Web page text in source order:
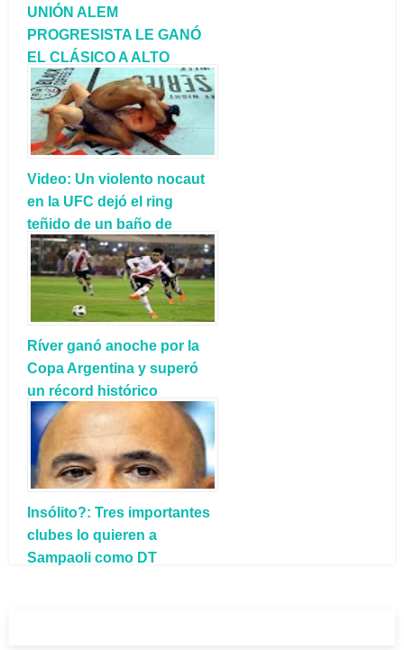
UNIÓN ALEM
PROGRESISTA LE GANÓ
EL CLÁSICO A ALTO
VALLE
Video: Un violento nocaut
en la UFC dejó el ring
teñido de un baño de
sangre
Ríver ganó anoche por la
Copa Argentina y superó
un récord histórico
Insólito?: Tres importantes
clubes lo quieren a
Sampaoli como DT